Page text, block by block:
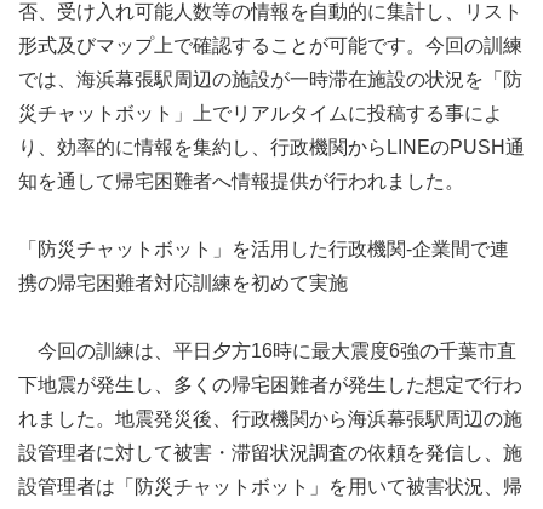
否、受け入れ可能人数等の情報を自動的に集計し、リスト
形式及びマップ上で確認することが可能です。今回の訓練
では、海浜幕張駅周辺の施設が一時滞在施設の状況を「防
災チャットボット」上でリアルタイムに投稿する事によ
り、効率的に情報を集約し、行政機関からLINEのPUSH通
知を通して帰宅困難者へ情報提供が行われました。
「防災チャットボット」を活用した行政機関-企業間で連
携の帰宅困難者対応訓練を初めて実施
今回の訓練は、平日夕方16時に最大震度6強の千葉市直
下地震が発生し、多くの帰宅困難者が発生した想定で行わ
れました。地震発災後、行政機関から海浜幕張駅周辺の施
設管理者に対して被害・滞留状況調査の依頼を発信し、施
設管理者は「防災チャットボット」を用いて被害状況、帰